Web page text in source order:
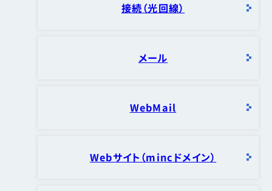
接続（光回線）
メール
WebMail
Webサイト（mincドメイン）